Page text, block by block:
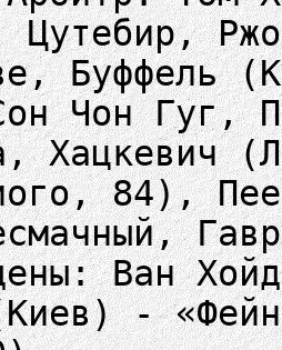
Цутебир,
Буффель
Чон Гуг,
Хацкевич
84),
Ван
-